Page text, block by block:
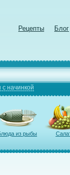
Рецепты Блог
с начинкой
из рыбы